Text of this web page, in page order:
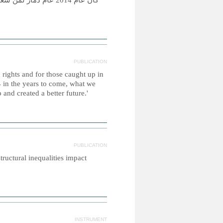
PUBLICATION
and for those caught up in
the years to come, what we
created a better future.'
PUBLICATION
inequalities impact
INSTRUMENT